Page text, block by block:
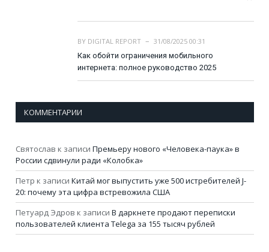
BY DIGITAL REPORT
31/08/2025 00:31
Как обойти ограничения мобильного
интернета: полное руководство 2025
КОММЕНТАРИИ
Святослав к записи Премьеру нового «Человека-паука» в
России сдвинули ради «Колобка»
Петр к записи Китай мог выпустить уже 500 истребителей J-
20: почему эта цифра встревожила США
Петуард Эдров к записи В даркнете продают переписки
пользователей клиента Telega за 155 тысяч рублей